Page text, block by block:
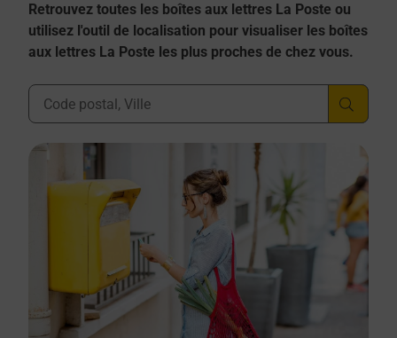
Retrouvez toutes les boîtes aux lettres La Poste ou
utilisez l'outil de localisation pour visualiser les boîtes
aux lettres La Poste les plus proches de chez vous.
Ville, Département, Code Postal